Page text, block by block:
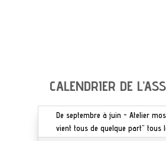
CALENDRIER DE
De septembre à juin - Atelier
vient tous de quelque part" tous